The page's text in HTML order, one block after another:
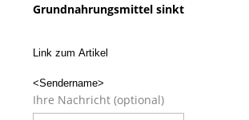
Grundnahrungsmittel sinkt
Link zum Artikel
<Sendername>
Ihre Nachricht (optional)